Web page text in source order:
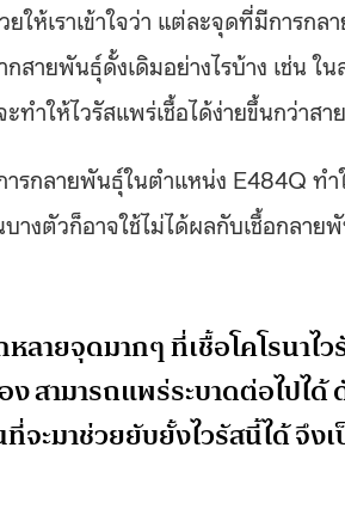
ให้เราเข้าใจว่า แต่ละจุดที่มีการก
สายพันธุ์ดั้งเดิมอย่างไรบ้าง เช่น
ำให้ไวรัสแพร่เชื้อได้ง่ายขึ้นกว่าสา
กลายพันธุ์ในตำแหน่ง E484Q ทำ
างตัวก็อาจใช้ไม่ได้ผลกับเชื้อกลาย
ายจุดมากๆ ที่เชื้อโคโรนา
สามารถแพร่ระบาดต่อไปได้
จะมาช่วยยับยั้งไวรัสนี้ได้ จึ